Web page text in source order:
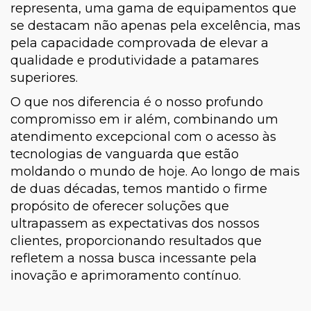
representa, uma gama de equipamentos que
se destacam não apenas pela excelência, mas
pela capacidade comprovada de elevar a
qualidade e produtividade a patamares
superiores.
O que nos diferencia é o nosso profundo
compromisso em ir além, combinando um
atendimento excepcional com o acesso às
tecnologias de vanguarda que estão
moldando o mundo de hoje. Ao longo de mais
de duas décadas, temos mantido o firme
propósito de oferecer soluções que
ultrapassem as expectativas dos nossos
clientes, proporcionando resultados que
refletem a nossa busca incessante pela
inovação e aprimoramento contínuo.